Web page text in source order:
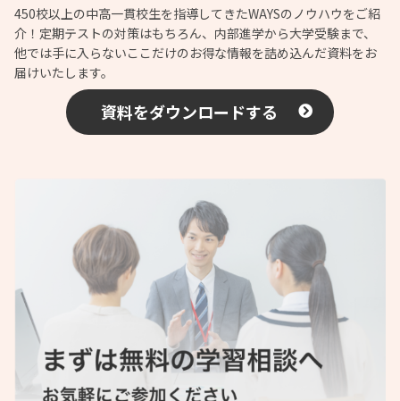
450校以上の中高一貫校生を指導してきたWAYSのノウハウをご紹
介！定期テストの対策はもちろん、内部進学から大学受験まで、
他では手に入らないここだけのお得な情報を詰め込んだ資料をお
届けいたします。
資料をダウンロードする